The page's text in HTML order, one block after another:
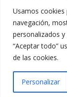
Usamos cookies
navegación,
personalizados
“Aceptar todo”
de las cookies.
Personalizar
« Jun
Copyright ©
Funciona con